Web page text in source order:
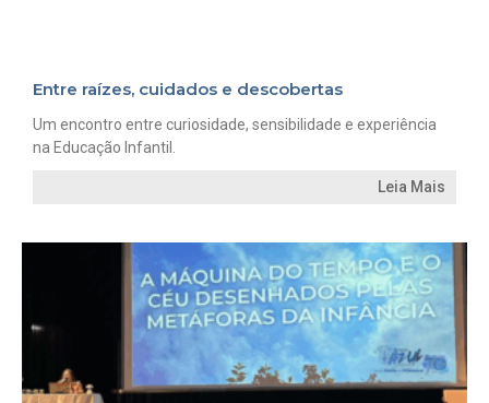
Entre raízes, cuidados e descobertas
Um encontro entre curiosidade, sensibilidade e experiência
na Educação Infantil.
Leia Mais